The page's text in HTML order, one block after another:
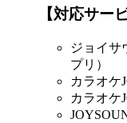
【対応サー
ジョイサ
プリ）
カラオケ
カラオケ